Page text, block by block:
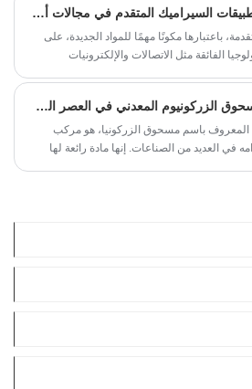
ملتقى قمة 2024 حول تطبيقات السيراميك المتقدم في مجالات أشباه الموصلات والطاقة الجديدة
باعتبارها مكونًا مهمًا للمواد الجديدة، على
الفائقة مثل الاتصالات والإلكترونيات
المتقدمة.
الاستخدامات المذهلة لمسحوق الزركونيوم المعدني في العصر الحديث
المعروف باسم مسحوق الزركونيا، هو مركب
في العديد من الصناعات. إنها مادة رائعة لها